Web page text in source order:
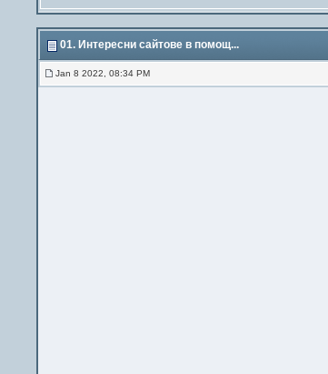
01. Интересни сайтове в помощ...
Jan 8 2022, 08:34 PM